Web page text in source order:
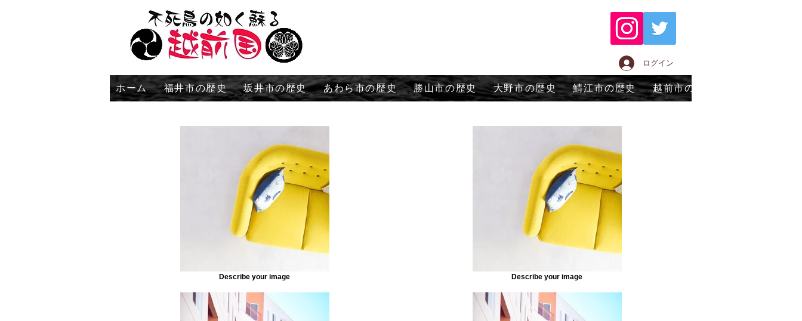
ログイン
ホーム 福井市の歴史 坂井市の歴史 あわら市の歴史 勝山市の歴史 大野市の歴史 鯖江市の歴史 越前市の歴史
Describe your image Describe your image